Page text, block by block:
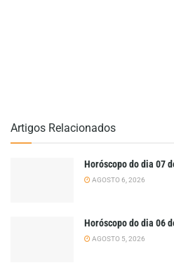
Artigos Relacionados
Horóscopo do dia 07
AGOSTO 6, 2026
Horóscopo do dia 06
AGOSTO 5, 2026